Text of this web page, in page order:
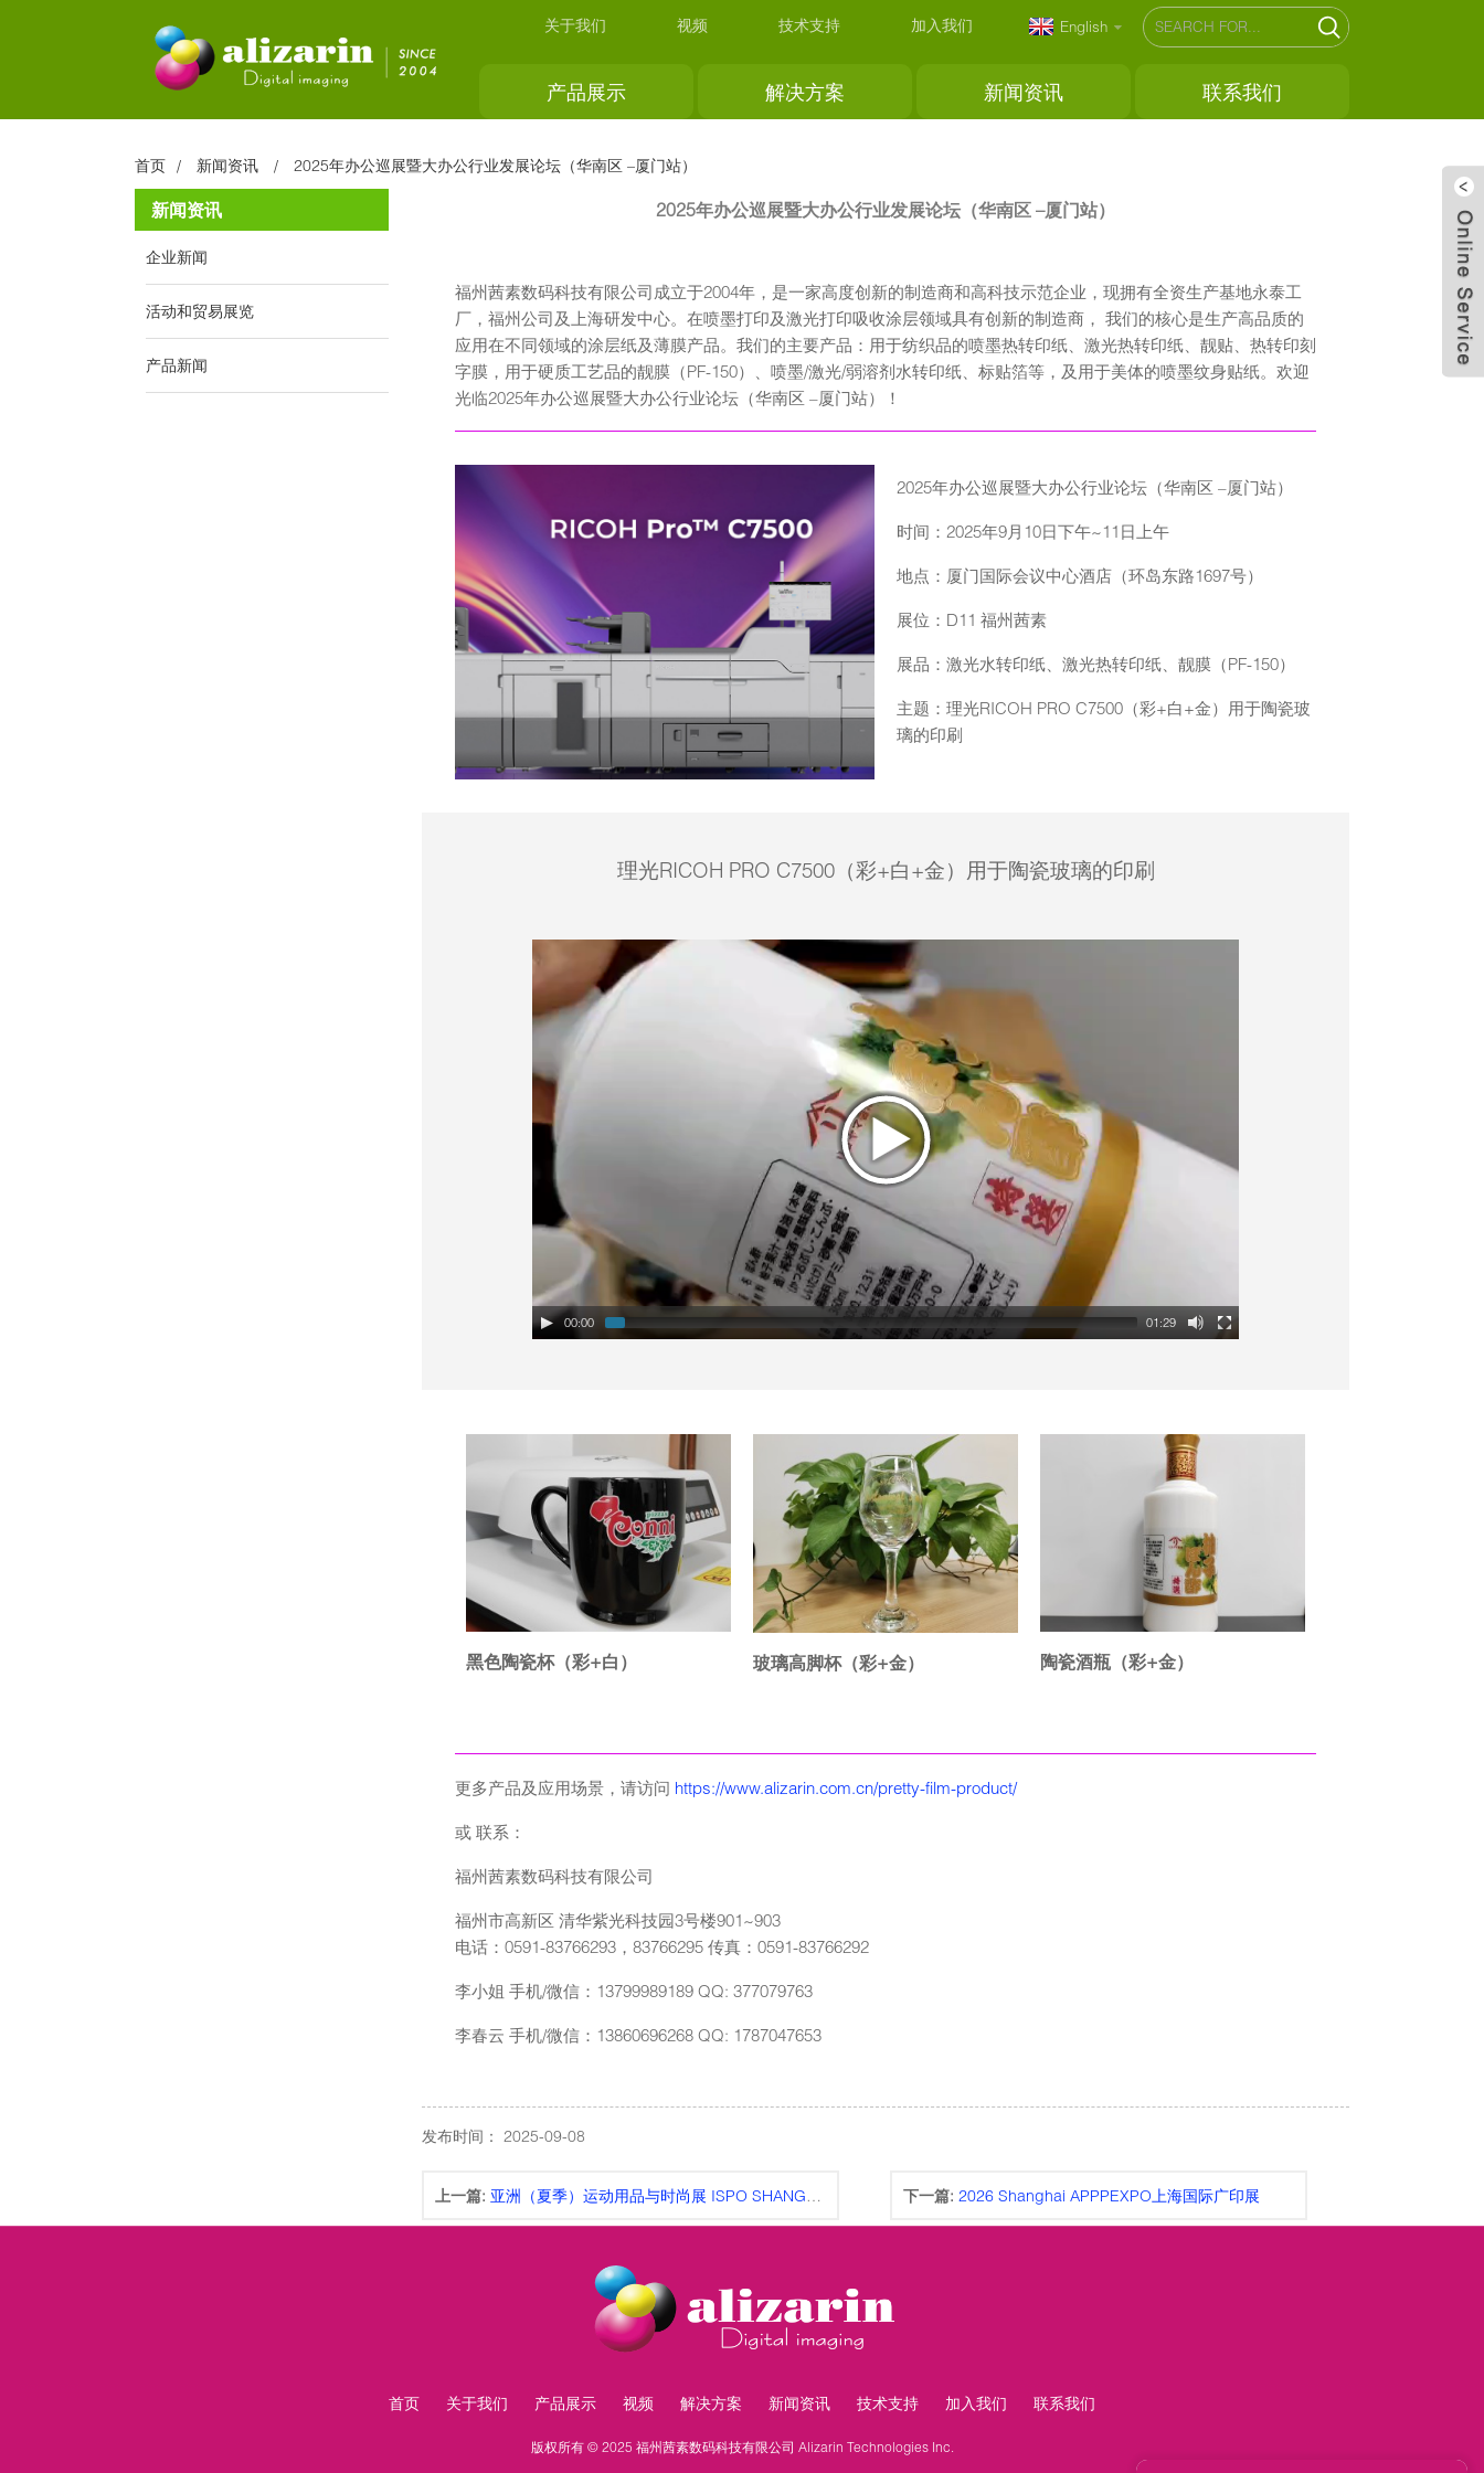
关于我们 视频 技术支持 加入我们 English
产品展示 解决方案 新闻资讯 联系我们
首页 新闻资讯 2025年办公巡展暨大办公行业发展论坛（华南区 –厦门站）
新闻资讯
企业新闻
活动和贸易展览
产品新闻
2025年办公巡展暨大办公行业发展论坛（华南区 –厦门站）
福州茜素数码科技有限公司成立于2004年，是一家高度创新的制造商和高科技示范企业，现拥有全资生产基地永泰工
厂，福州公司及上海研发中心。在喷墨打印及激光打印吸收涂层领域具有创新的制造商， 我们的核心是生产高品质的
应用在不同领域的涂层纸及薄膜产品。我们的主要产品：用于纺织品的喷墨热转印纸、激光热转印纸、靓贴、热转印刻
字膜，用于硬质工艺品的靓膜（PF-150）、喷墨/激光/弱溶剂水转印纸、标贴箔等，及用于美体的喷墨纹身贴纸。欢迎
光临2025年办公巡展暨大办公行业论坛（华南区 –厦门站）！
2025年办公巡展暨大办公行业论坛（华南区 –厦门站）
时间：2025年9月10日下午~11日上午
地点：厦门国际会议中心酒店（环岛东路1697号）
展位：D11 福州茜素
展品：激光水转印纸、激光热转印纸、靓膜（PF-150）
主题：理光RICOH PRO C7500（彩+白+金）用于陶瓷玻
璃的印刷
理光RICOH PRO C7500（彩+白+金）用于陶瓷玻璃的印刷
00:00 01:29
黑色陶瓷杯（彩+白） 玻璃高脚杯（彩+金） 陶瓷酒瓶（彩+金）
更多产品及应用场景，请访问 https://www.alizarin.com.cn/pretty-film-product/
或 联系：
福州茜素数码科技有限公司
福州市高新区 清华紫光科技园3号楼901~903
电话：0591-83766293，83766295 传真：0591-83766292
李小姐 手机/微信：13799989189 QQ: 377079763
李春云 手机/微信：13860696268 QQ: 1787047653
发布时间： 2025-09-08
上一篇: 亚洲（夏季）运动用品与时尚展 ISPO SHANGHAI 2025 下一篇: 2026 Shanghai APPPEXPO上海国际广印展
首页 关于我们 产品展示 视频 解决方案 新闻资讯 技术支持 加入我们 联系我们
版权所有 © 2025 福州茜素数码科技有限公司 Alizarin Technologies Inc.